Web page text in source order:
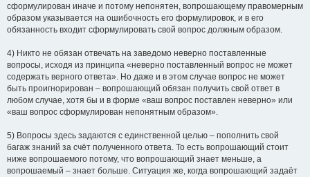
сформулирован иначе и потому непонятен, вопрошающему правомерным
образом указывается на ошибочность его формулировок, и в его
обязанность входит сформулировать свой вопрос должным образом.
4) Никто не обязан отвечать на заведомо неверно поставленные
вопросы, исходя из принципа «неверно поставленный вопрос не может
содержать верного ответа». Но даже и в этом случае вопрос не может
быть проигнорирован – вопрошающий обязан получить свой ответ в
любом случае, хотя бы и в форме «ваш вопрос поставлен неверно» или
«ваш вопрос сформулирован непонятным образом».
5) Вопросы здесь задаются с единственной целью – пополнить свой
багаж знаний за счёт полученного ответа. То есть вопрошающий стоит
ниже вопрошаемого потому, что вопрошающий знает меньше, а
вопрошаемый – знает больше. Ситуация же, когда вопрошающий задаёт